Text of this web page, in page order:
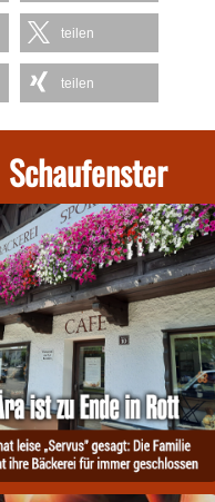
teilen
teilen
Schaufenster